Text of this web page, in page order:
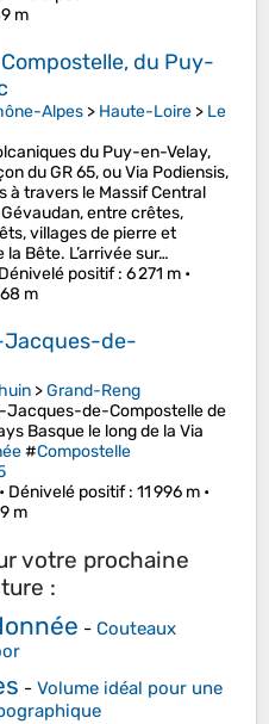
m
du Puy-
Alpes > Haute-Loire > Le
du Puy-en-Velay,
du GR 65, ou Via Podiensis,
à travers le Massif Central
entre crêtes,
villages de pierre et
Bête. L’arrivée sur…
Dénivelé positif: 6 271 m •
m
Jacques-de-
>Grand-Reng
Jacques-de-Compostelle de
Basque le long de la Via
#Compostelle
Dénivelé positif: 11 996 m •
m
votre prochaine
:
- Couteaux
- Volume idéal pour une